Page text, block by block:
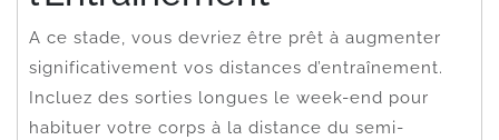
A ce stade, vous devriez être prêt à augmenter
significativement vos distances d’entraînement.
Incluez des sorties longues le week-end pour
habituer votre corps à la distance du semi-